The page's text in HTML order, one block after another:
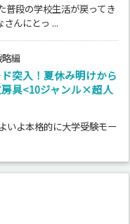
普段の学校生活が戻ってき
さんにとっ ...
編
突入！夏休み明けから
具<10ジャンル×超人
いよ本格的に大学受験モー